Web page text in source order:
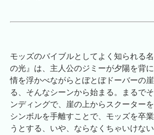
モッズのバイブルとしてよく知られる
の光』は、主人公のジミーが夕陽を背
情を浮かべながらとぼとぼドーバーの
る、そんなシーンから始まる。まるで
ンディングで、崖の上からスクーター
シンボルを手離すことで、モッズを卒
うとする、いや、ならなくちゃいけな